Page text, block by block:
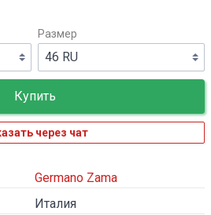
Размер
через чат
Germano Zama
Италия